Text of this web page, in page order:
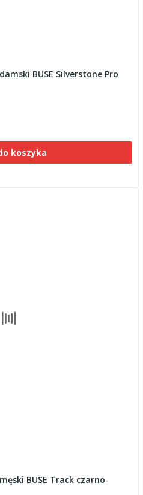
BUSE Silverstone Pro
koszyka
BUSE Track czarno-